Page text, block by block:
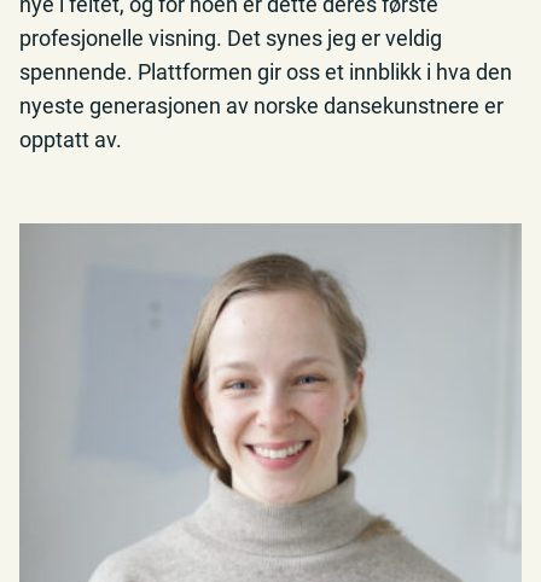
profesjonelle visning. Det synes jeg er veldig
spennende. Plattformen gir oss et innblikk i hva den
nyeste generasjonen av norske dansekunstnere er
opptatt av.